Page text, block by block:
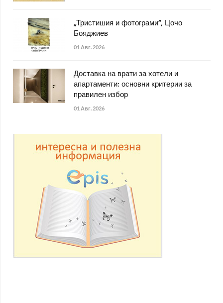
„Тристишия и фотограми“, Цочо
Бояджиев
01 Авг. 2026
Доставка на врати за хотели и
апартаменти: основни критерии за
правилен избор
01 Авг. 2026